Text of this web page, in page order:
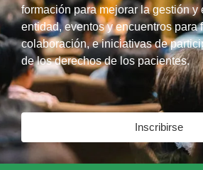
formación para mejorar la gestión y
entidad, eventos y encuentros para
colaboración, e iniciativas de
de los derechos de los pacientes.
Inscribirse